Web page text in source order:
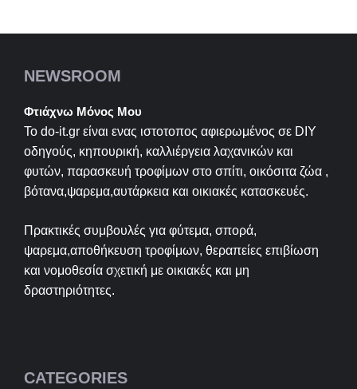
NEWSROOM
Φτιάχνω Μόνος Μου
Το do-it.gr είναι ενας ιστοτοπος αφιερωμένος σε DIY
οδηγούς, κηπουρική, καλλιέργεια λαχανικών και
φυτών, παρασκευή τροφίμων στο σπίτι, οικόσιτα ζώα ,
βότανα,ψαρεμα,αυτάρκεια και οικιακές κατασκευές.
Πρακτικές συμβουλές για φύτεμα, σπορά,
ψαρεμα,αποθήκευση τροφίμων, θεραπείες επιβίωση
και νομοθεσία σχετική με οικιακές και μη
δραστηριότητες.
CATEGORIES